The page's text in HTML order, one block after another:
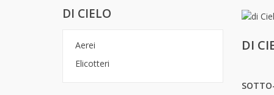
DI CIELO
Aerei
Elicotteri
DI